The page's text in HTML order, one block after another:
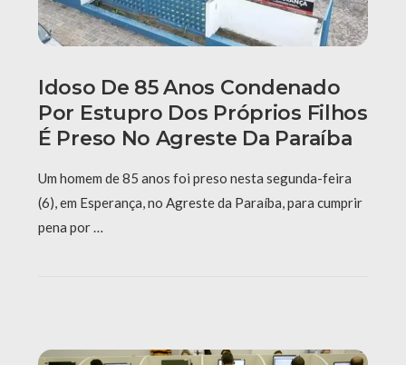
Idoso De 85 Anos Condenado
Por Estupro Dos Próprios Filhos
É Preso No Agreste Da Paraíba
Um homem de 85 anos foi preso nesta segunda-feira
(6), em Esperança, no Agreste da Paraíba, para cumprir
pena por …